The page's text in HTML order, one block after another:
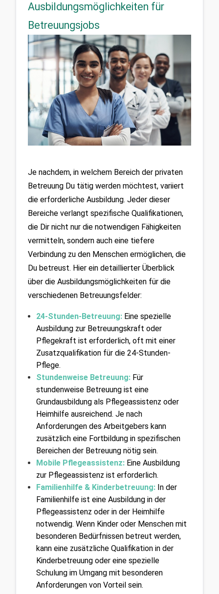
Ausbildungsmöglichkeiten für
Betreuungsjobs
Je nachdem, in welchem Bereich der privaten
Betreuung Du tätig werden möchtest, variiert
die erforderliche Ausbildung. Jeder dieser
Bereiche verlangt spezifische Qualifikationen,
die Dir nicht nur die notwendigen Fähigkeiten
vermitteln, sondern auch eine tiefere
Verbindung zu den Menschen ermöglichen, die
Du betreust. Hier ein detaillierter Überblick
über die Ausbildungsmöglichkeiten für die
verschiedenen Betreuungsfelder:
24-Stunden-Betreuung: Eine spezielle
Ausbildung zur Betreuungskraft oder
Pflegekraft ist erforderlich, oft mit einer
Zusatzqualifikation für die 24-Stunden-
Pflege.
Stundenweise Betreuung: Für
stundenweise Betreuung ist eine
Grundausbildung als Pflegeassistenz oder
Heimhilfe ausreichend. Je nach
Anforderungen des Arbeitgebers kann
zusätzlich eine Fortbildung in spezifischen
Bereichen der Betreuung nötig sein.
Mobile Pflegeassistenz: Eine Ausbildung
zur Pflegeassistenz ist erforderlich.
Familienhilfe & Kinderbetreuung: In der
Familienhilfe ist eine Ausbildung in der
Pflegeassistenz oder in der Heimhilfe
notwendig. Wenn Kinder oder Menschen mit
besonderen Bedürfnissen betreut werden,
kann eine zusätzliche Qualifikation in der
Kinderbetreuung oder eine spezielle
Schulung im Umgang mit besonderen
Anforderungen von Vorteil sein.